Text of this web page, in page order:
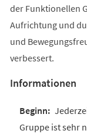
der Funktionellen
Aufrichtung und
und
verbessert.
Informationen
Gruppe ist sehr